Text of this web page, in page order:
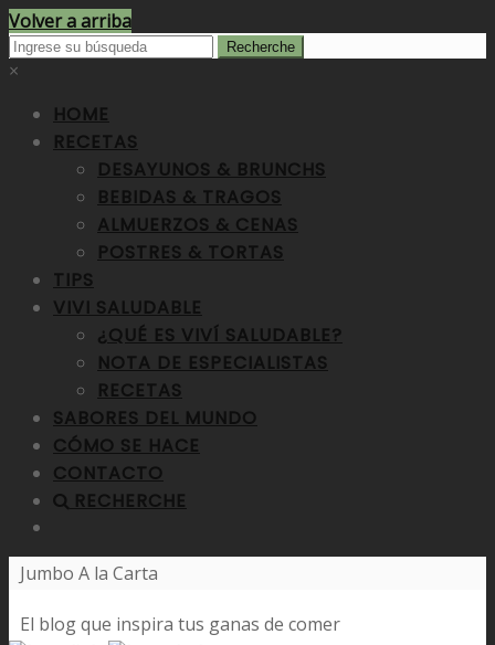
Volver a arriba
×
HOME
RECETAS
DESAYUNOS & BRUNCHS
BEBIDAS & TRAGOS
ALMUERZOS & CENAS
POSTRES & TORTAS
TIPS
VIVI SALUDABLE
¿QUÉ ES VIVÍ SALUDABLE?
NOTA DE ESPECIALISTAS
RECETAS
SABORES DEL MUNDO
CÓMO SE HACE
CONTACTO
RECHERCHE
Jumbo A la Carta
El blog que inspira tus ganas de comer